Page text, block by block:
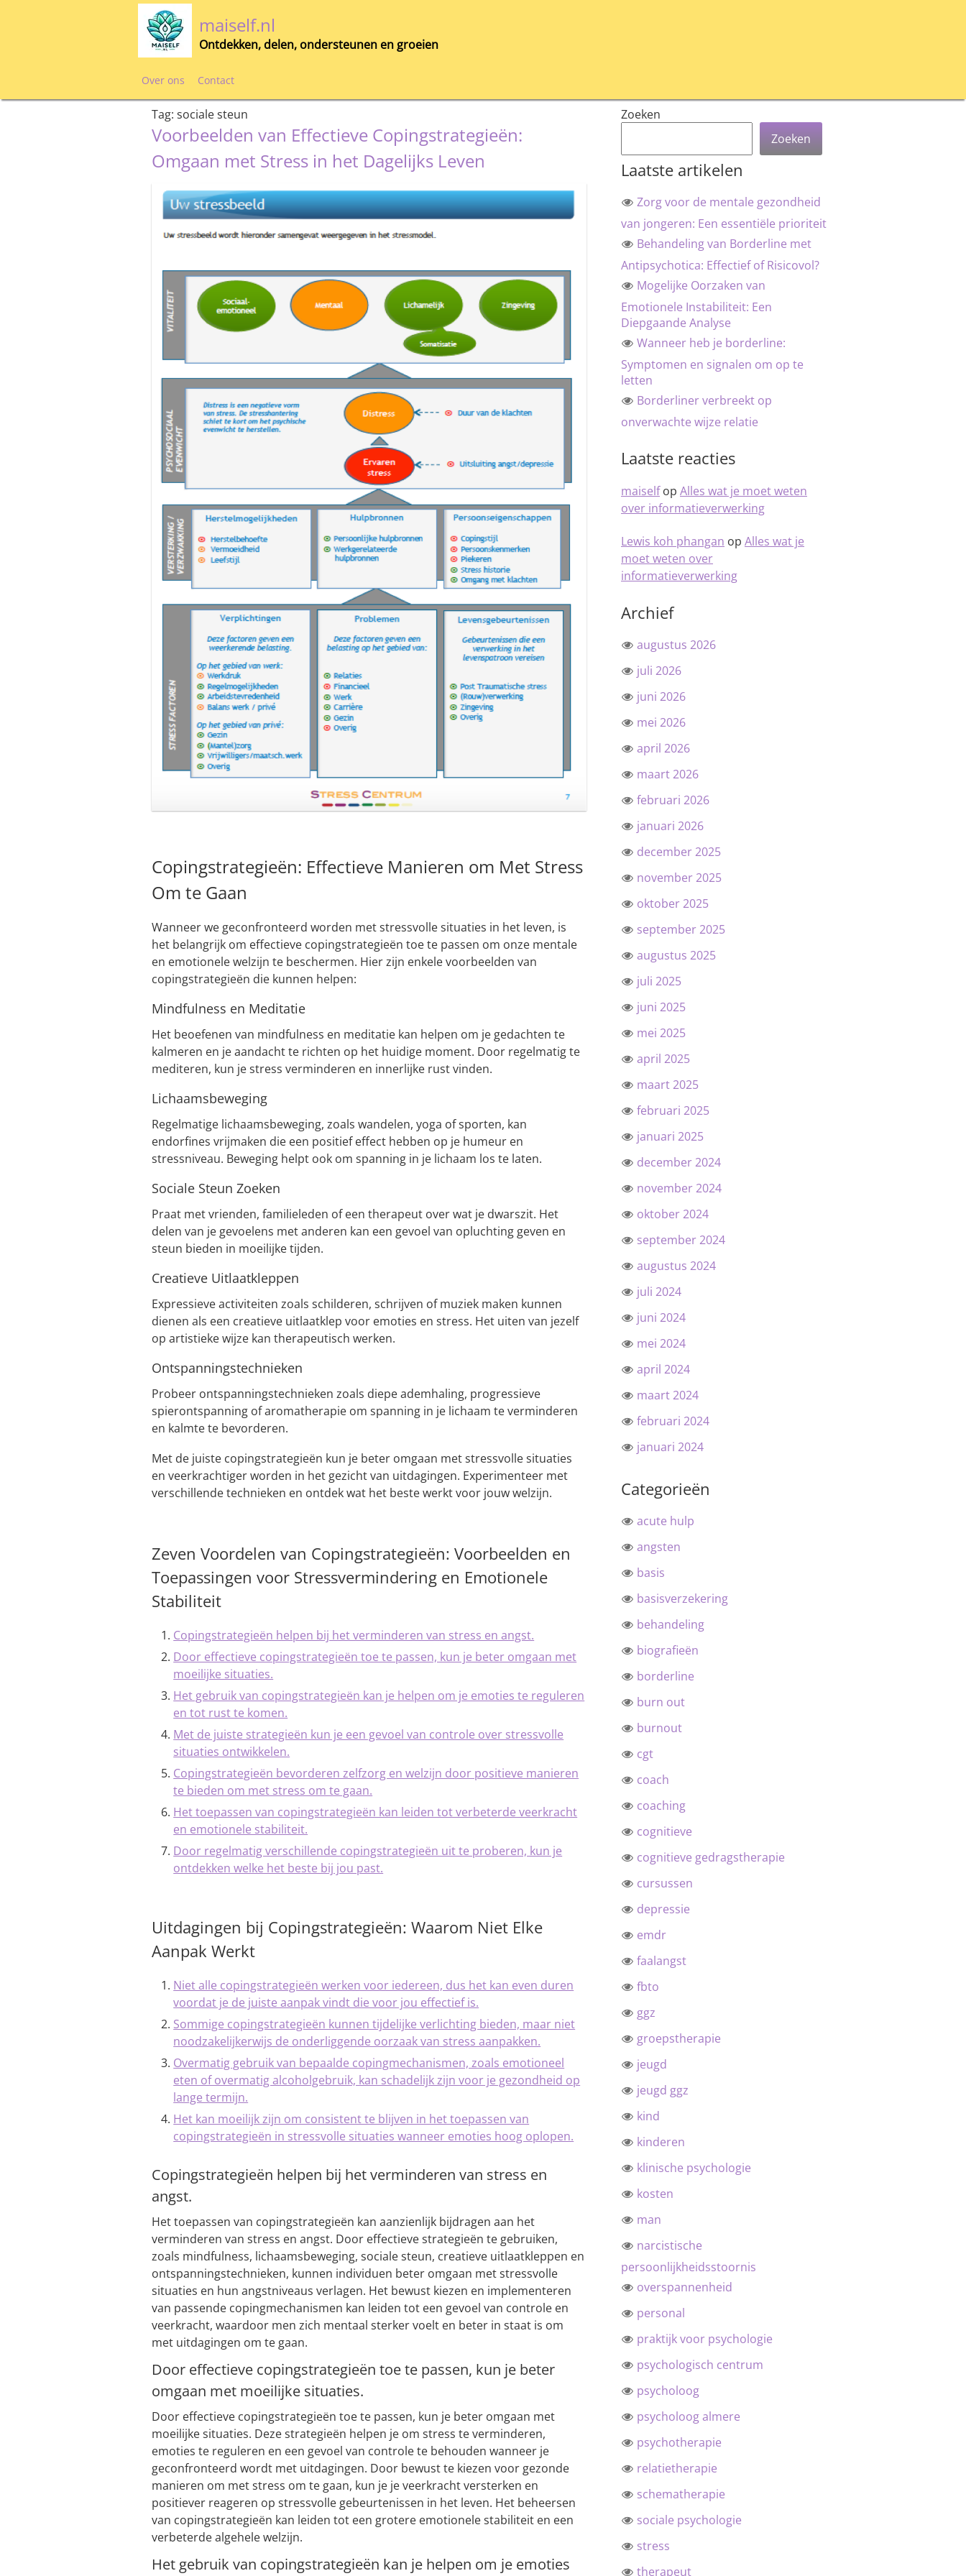
maiself.nl
Ontdekken, delen, ondersteunen en groeien
Over ons Contact
Tag:sociale steun
Voorbeelden van Effectieve Copingstrategieën:
Omgaan met Stress in het Dagelijks Leven
Copingstrategieën: Effectieve Manieren om Met Stress
Om te Gaan
Wanneer we geconfronteerd worden met stressvolle situaties in het leven, is
het belangrijk om effectieve copingstrategieën toe te passen om onze mentale
en emotionele welzijn te beschermen. Hier zijn enkele voorbeelden van
copingstrategieën die kunnen helpen:
Mindfulness en Meditatie
Het beoefenen van mindfulness en meditatie kan helpen om je gedachten te
kalmeren en je aandacht te richten op het huidige moment. Door regelmatig te
mediteren, kun je stress verminderen en innerlijke rust vinden.
Lichaamsbeweging
Regelmatige lichaamsbeweging, zoals wandelen, yoga of sporten, kan
endorfines vrijmaken die een positief effect hebben op je humeur en
stressniveau. Beweging helpt ook om spanning in je lichaam los te laten.
Sociale Steun Zoeken
Praat met vrienden, familieleden of een therapeut over wat je dwarszit. Het
delen van je gevoelens met anderen kan een gevoel van opluchting geven en
steun bieden in moeilijke tijden.
Creatieve Uitlaatkleppen
Expressieve activiteiten zoals schilderen, schrijven of muziek maken kunnen
dienen als een creatieve uitlaatklep voor emoties en stress. Het uiten van jezelf
op artistieke wijze kan therapeutisch werken.
Ontspanningstechnieken
Probeer ontspanningstechnieken zoals diepe ademhaling, progressieve
spierontspanning of aromatherapie om spanning in je lichaam te verminderen
en kalmte te bevorderen.
Met de juiste copingstrategieën kun je beter omgaan met stressvolle situaties
en veerkrachtiger worden in het gezicht van uitdagingen. Experimenteer met
verschillende technieken en ontdek wat het beste werkt voor jouw welzijn.
Zeven Voordelen van Copingstrategieën: Voorbeelden en
Toepassingen voor Stressvermindering en Emotionele
Stabiliteit
Copingstrategieën helpen bij het verminderen van stress en angst.
Door effectieve copingstrategieën toe te passen, kun je beter omgaan met
moeilijke situaties.
Het gebruik van copingstrategieën kan je helpen om je emoties te reguleren
en tot rust te komen.
Met de juiste strategieën kun je een gevoel van controle over stressvolle
situaties ontwikkelen.
Copingstrategieën bevorderen zelfzorg en welzijn door positieve manieren
te bieden om met stress om te gaan.
Het toepassen van copingstrategieën kan leiden tot verbeterde veerkracht
en emotionele stabiliteit.
Door regelmatig verschillende copingstrategieën uit te proberen, kun je
ontdekken welke het beste bij jou past.
Uitdagingen bij Copingstrategieën: Waarom Niet Elke
Aanpak Werkt
Niet alle copingstrategieën werken voor iedereen, dus het kan even duren
voordat je de juiste aanpak vindt die voor jou effectief is.
Sommige copingstrategieën kunnen tijdelijke verlichting bieden, maar niet
noodzakelijkerwijs de onderliggende oorzaak van stress aanpakken.
Overmatig gebruik van bepaalde copingmechanismen, zoals emotioneel
eten of overmatig alcoholgebruik, kan schadelijk zijn voor je gezondheid op
lange termijn.
Het kan moeilijk zijn om consistent te blijven in het toepassen van
copingstrategieën in stressvolle situaties wanneer emoties hoog oplopen.
Copingstrategieën helpen bij het verminderen van stress en
angst.
Het toepassen van copingstrategieën kan aanzienlijk bijdragen aan het
verminderen van stress en angst. Door effectieve strategieën te gebruiken,
zoals mindfulness, lichaamsbeweging, sociale steun, creatieve uitlaatkleppen en
ontspanningstechnieken, kunnen individuen beter omgaan met stressvolle
situaties en hun angstniveaus verlagen. Het bewust kiezen en implementeren
van passende copingmechanismen kan leiden tot een gevoel van controle en
veerkracht, waardoor men zich mentaal sterker voelt en beter in staat is om
met uitdagingen om te gaan.
Door effectieve copingstrategieën toe te passen, kun je beter
omgaan met moeilijke situaties.
Door effectieve copingstrategieën toe te passen, kun je beter omgaan met
moeilijke situaties. Deze strategieën helpen je om stress te verminderen,
emoties te reguleren en een gevoel van controle te behouden wanneer je
geconfronteerd wordt met uitdagingen. Door bewust te kiezen voor gezonde
manieren om met stress om te gaan, kun je je veerkracht versterken en
positiever reageren op stressvolle gebeurtenissen in het leven. Het beheersen
van copingstrategieën kan leiden tot een grotere emotionele stabiliteit en een
verbeterde algehele welzijn.
Het gebruik van copingstrategieën kan je helpen om je emoties
Zoeken
Zoeken
Laatste artikelen
Zorg voor de mentale gezondheid
van jongeren: Een essentiële prioriteit
Behandeling van Borderline met
Antipsychotica: Effectief of Risicovol?
Mogelijke Oorzaken van
Emotionele Instabiliteit: Een
Diepgaande Analyse
Wanneer heb je borderline:
Symptomen en signalen om op te
letten
Borderliner verbreekt op
onverwachte wijze relatie
Laatste reacties
maiselfop Alles wat je moet weten
over informatieverwerking
Lewis koh phangan op Alles wat je
moet weten over
informatieverwerking
Archief
augustus 2026
juli 2026
juni 2026
mei 2026
april 2026
maart 2026
februari 2026
januari 2026
december 2025
november 2025
oktober 2025
september 2025
augustus 2025
juli 2025
juni 2025
mei 2025
april 2025
maart 2025
februari 2025
januari 2025
december 2024
november 2024
oktober 2024
september 2024
augustus 2024
juli 2024
juni 2024
mei 2024
april 2024
maart 2024
februari 2024
januari 2024
Categorieën
acute hulp
angsten
basis
basisverzekering
behandeling
biografieën
borderline
burn out
burnout
cgt
coach
coaching
cognitieve
cognitieve gedragstherapie
cursussen
depressie
emdr
faalangst
fbto
ggz
groepstherapie
jeugd
jeugd ggz
kind
kinderen
klinische psychologie
kosten
man
narcistische
persoonlijkheidsstoornis
overspannenheid
personal
praktijk voor psychologie
psychologisch centrum
psycholoog
psycholoog almere
psychotherapie
relatietherapie
schematherapie
sociale psychologie
stress
therapeut